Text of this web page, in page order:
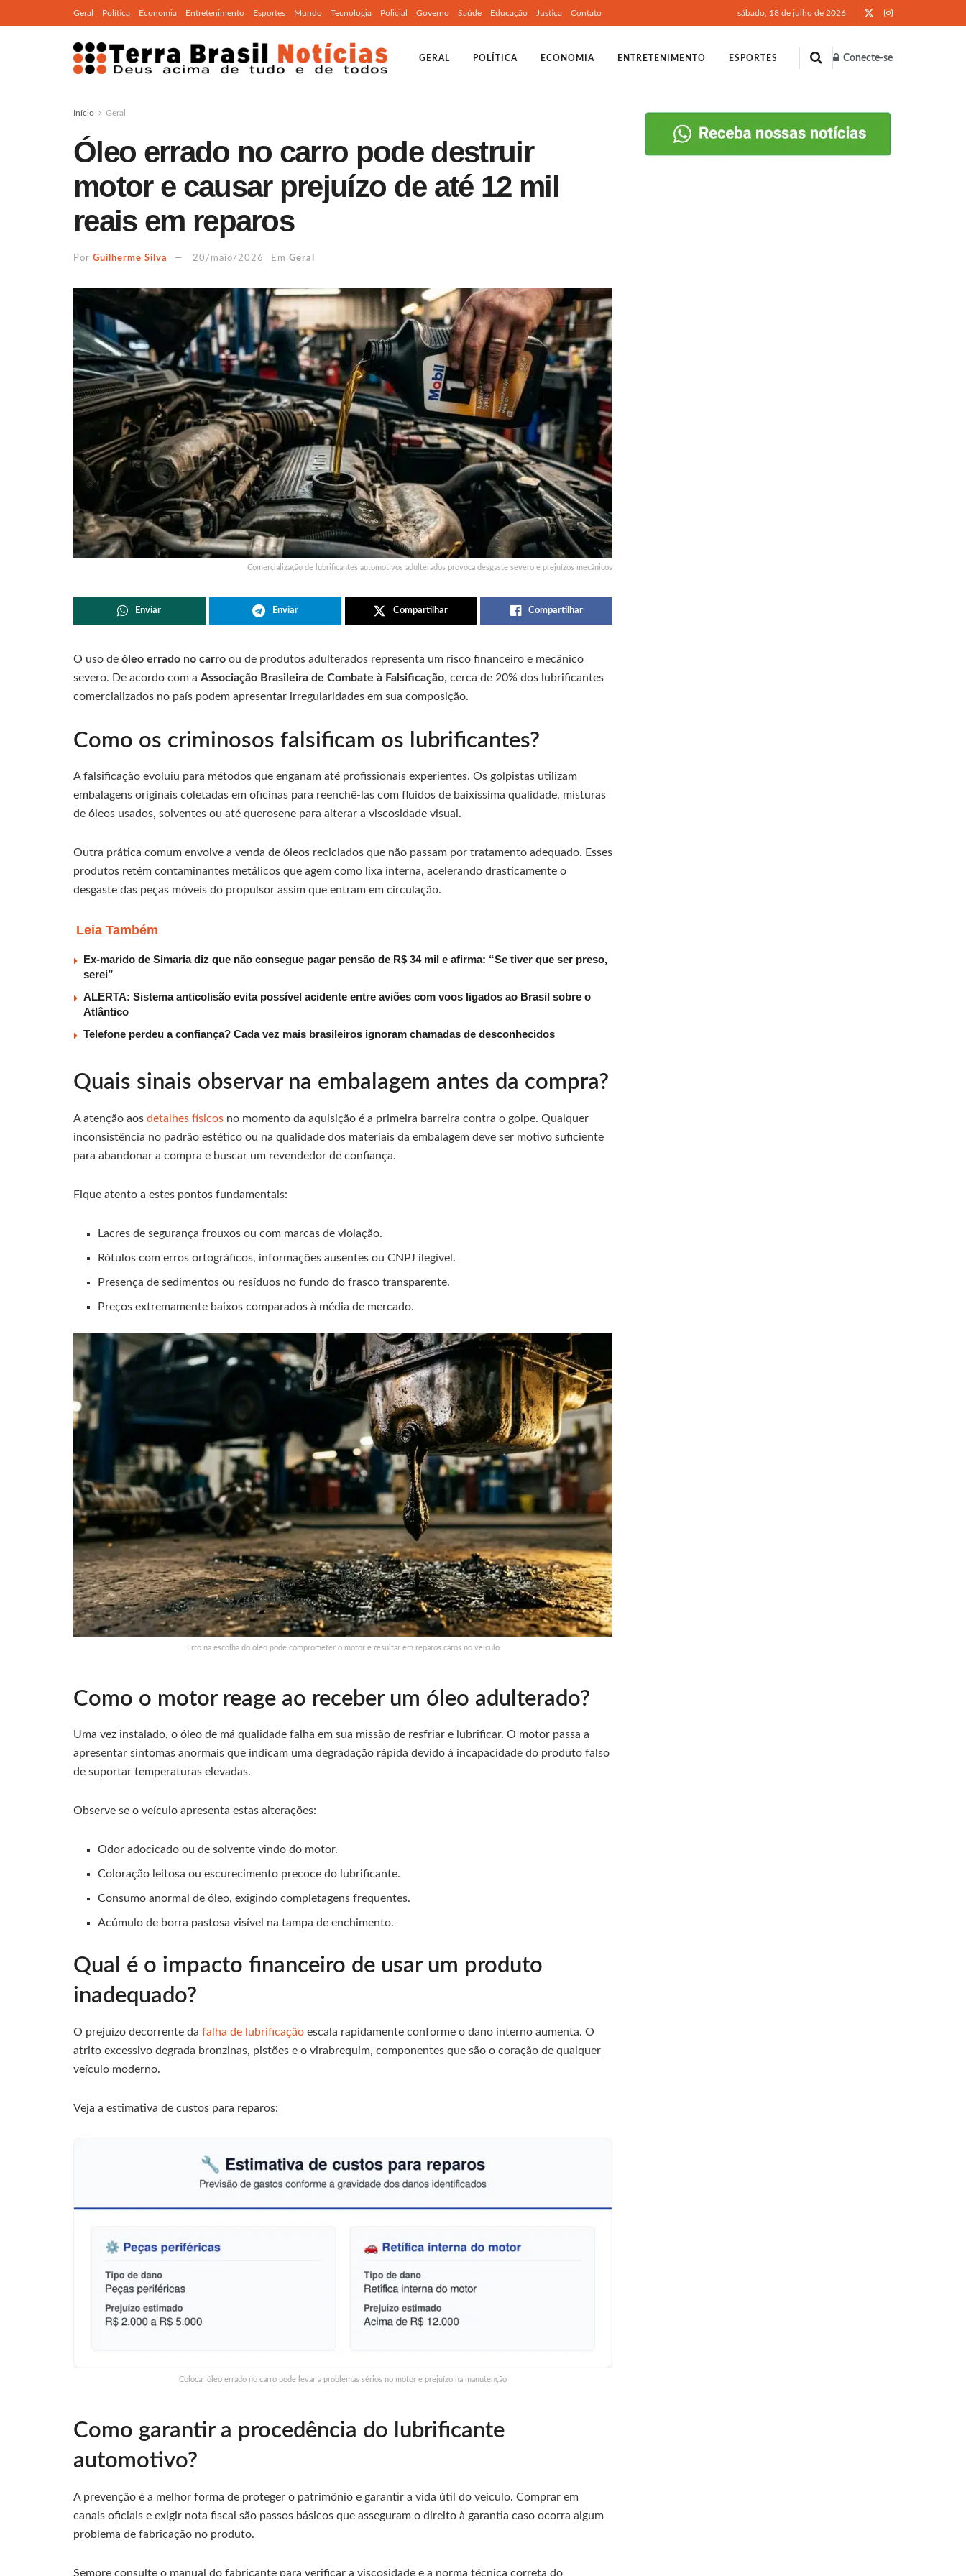
Geral Política Economia Entretenimento Esportes Mundo Tecnologia Policial Governo Saúde Educação Justiça Contato sábado, 18 de julho de 2026
GERAL POLÍTICA ECONOMIA ENTRETENIMENTO ESPORTES Conecte-se
Início Geral
Óleo errado no carro pode destruir
motor e causar prejuízo de até 12 mil
reais em reparos
Por Guilherme Silva 20/maio/2026 Em Geral
Comercialização de lubrificantes automotivos adulterados provoca desgaste severo e prejuízos mecânicos
Enviar Enviar Compartilhar Compartilhar
O uso de óleo errado no carro ou de produtos adulterados representa um risco financeiro e mecânico
severo. De acordo com a Associação Brasileira de Combate à Falsificação, cerca de 20% dos lubrificantes
comercializados no país podem apresentar irregularidades em sua composição.
Como os criminosos falsificam os lubrificantes?
A falsificação evoluiu para métodos que enganam até profissionais experientes. Os golpistas utilizam
embalagens originais coletadas em oficinas para reenchê-las com fluidos de baixíssima qualidade, misturas
de óleos usados, solventes ou até querosene para alterar a viscosidade visual.
Outra prática comum envolve a venda de óleos reciclados que não passam por tratamento adequado. Esses
produtos retêm contaminantes metálicos que agem como lixa interna, acelerando drasticamente o
desgaste das peças móveis do propulsor assim que entram em circulação.
Leia Também
Ex-marido de Simaria diz que não consegue pagar pensão de R$ 34 mil e afirma: “Se tiver que ser preso,
serei”
ALERTA: Sistema anticolisão evita possível acidente entre aviões com voos ligados ao Brasil sobre o
Atlântico
Telefone perdeu a confiança? Cada vez mais brasileiros ignoram chamadas de desconhecidos
Quais sinais observar na embalagem antes da compra?
A atenção aos detalhes físicos no momento da aquisição é a primeira barreira contra o golpe. Qualquer
inconsistência no padrão estético ou na qualidade dos materiais da embalagem deve ser motivo suficiente
para abandonar a compra e buscar um revendedor de confiança.
Fique atento a estes pontos fundamentais:
Lacres de segurança frouxos ou com marcas de violação.
Rótulos com erros ortográficos, informações ausentes ou CNPJ ilegível.
Presença de sedimentos ou resíduos no fundo do frasco transparente.
Preços extremamente baixos comparados à média de mercado.
Erro na escolha do óleo pode comprometer o motor e resultar em reparos caros no veículo
Como o motor reage ao receber um óleo adulterado?
Uma vez instalado, o óleo de má qualidade falha em sua missão de resfriar e lubrificar. O motor passa a
apresentar sintomas anormais que indicam uma degradação rápida devido à incapacidade do produto falso
de suportar temperaturas elevadas.
Observe se o veículo apresenta estas alterações:
Odor adocicado ou de solvente vindo do motor.
Coloração leitosa ou escurecimento precoce do lubrificante.
Consumo anormal de óleo, exigindo completagens frequentes.
Acúmulo de borra pastosa visível na tampa de enchimento.
Qual é o impacto financeiro de usar um produto
inadequado?
O prejuízo decorrente da falha de lubrificação escala rapidamente conforme o dano interno aumenta. O
atrito excessivo degrada bronzinas, pistões e o virabrequim, componentes que são o coração de qualquer
veículo moderno.
Veja a estimativa de custos para reparos:
Colocar óleo errado no carro pode levar a problemas sérios no motor e prejuízo na manutenção
Como garantir a procedência do lubrificante
automotivo?
A prevenção é a melhor forma de proteger o patrimônio e garantir a vida útil do veículo. Comprar em
canais oficiais e exigir nota fiscal são passos básicos que asseguram o direito à garantia caso ocorra algum
problema de fabricação no produto.
Sempre consulte o manual do fabricante para verificar a viscosidade e a norma técnica correta do